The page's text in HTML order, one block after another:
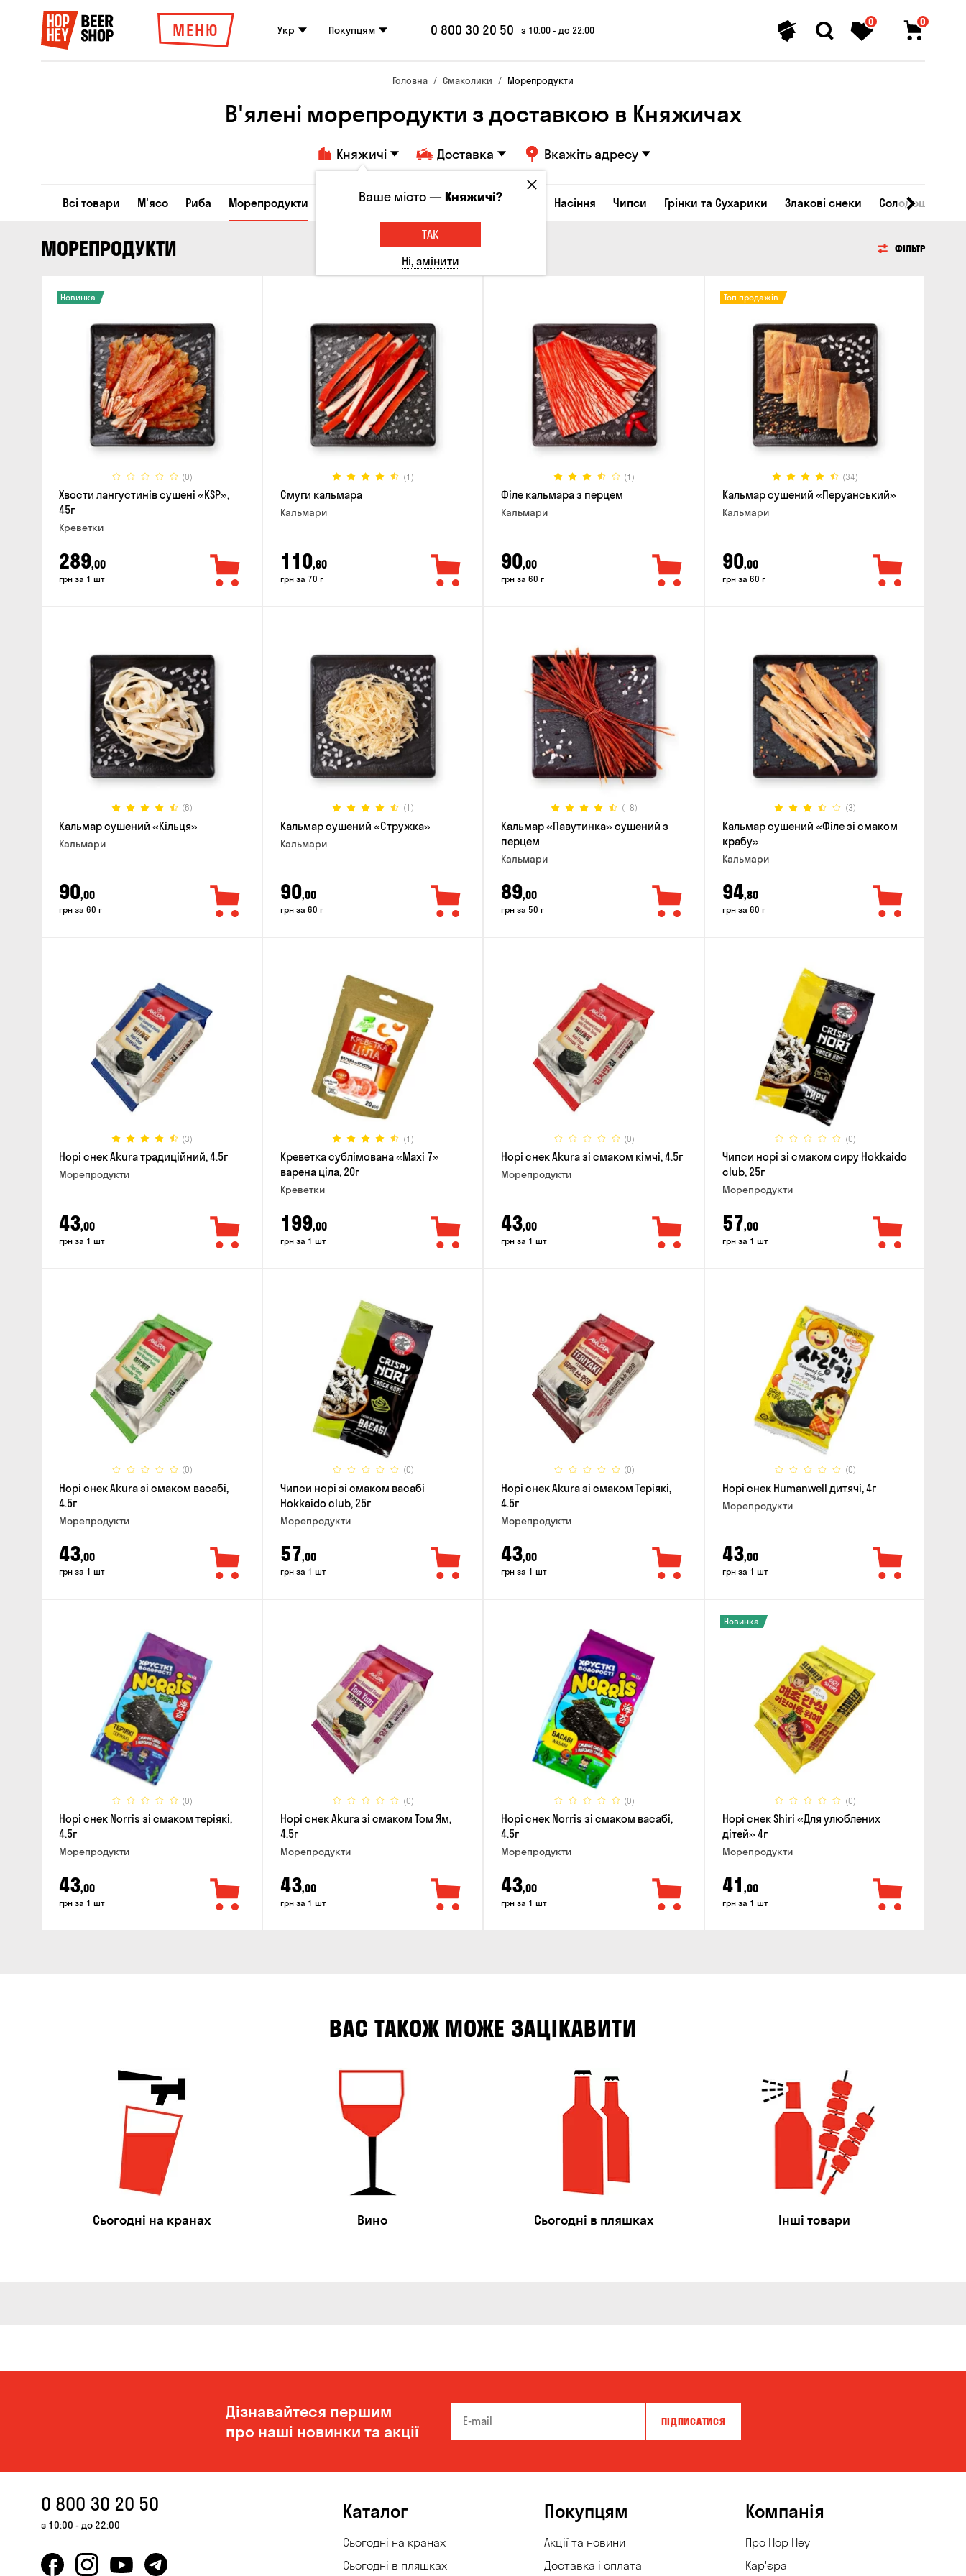
МЕНЮ Укр Покупцям 0 800 30 20 50 з 10:00 - до 22:00
0 0
Головна Смаколики Морепродукти
В'ялені морепродукти з доставкою в Княжичах
Княжичі Доставка Вкажіть адресу
Всі товари М'ясо Риба Морепродукти Сирні закуски Горішки Кукурудза Насіння Чипси Грінки та Сухарики Злакові снеки Солодощі
МОРЕПРОДУКТИ ФІЛЬТР
(0)
Новинка
Хвости лангустинів сушені «KSP»,
45г
Креветки
289,00
грн за 1 шт
(1)
Смуги кальмара
Кальмари
110,60
грн за 70 г
(1)
Філе кальмара з перцем
Кальмари
90,00
грн за 60 г
(34)
Топ продажів
Кальмар сушений «Перуанський»
Кальмари
90,00
грн за 60 г
(6)
Кальмар сушений «Кільця»
Кальмари
90,00
грн за 60 г
(1)
Кальмар сушений «Стружка»
Кальмари
90,00
грн за 60 г
(18)
Кальмар «Павутинка» сушений з
перцем
Кальмари
89,00
грн за 50 г
(3)
Кальмар сушений «Філе зі смаком
крабу»
Кальмари
94,80
грн за 60 г
(3)
Норі снек Akura традиційний, 4.5г
Морепродукти
43,00
грн за 1 шт
(1)
Креветка сублімована «Maxi 7»
варена ціла, 20г
Креветки
199,00
грн за 1 шт
(0)
Норі снек Akura зі смаком кімчі, 4.5г
Морепродукти
43,00
грн за 1 шт
(0)
Чипси норі зі смаком сиру Hokkaido
club, 25г
Морепродукти
57,00
грн за 1 шт
(0)
Норі снек Akura зі смаком васабі,
4.5г
Морепродукти
43,00
грн за 1 шт
(0)
Чипси норі зі смаком васабі
Hokkaido club, 25г
Морепродукти
57,00
грн за 1 шт
(0)
Норі снек Akura зі смаком Теріякі,
4.5г
Морепродукти
43,00
грн за 1 шт
(0)
Норі снек Humanwell дитячі, 4г
Морепродукти
43,00
грн за 1 шт
(0)
Норі снек Norris зі смаком теріякі,
4.5г
Морепродукти
43,00
грн за 1 шт
(0)
Норі снек Akura зі смаком Том Ям,
4.5г
Морепродукти
43,00
грн за 1 шт
(0)
Норі снек Norris зі смаком васабі,
4.5г
Морепродукти
43,00
грн за 1 шт
(0)
Новинка
Норі снек Shiri «Для улюблених
дітей» 4г
Морепродукти
41 ,00
грн за 1 шт
ВАС ТАКОЖ МОЖЕ ЗАЦІКАВИТИ
Сьогодні на кранах Вино Сьогодні в пляшках Інші товари
Дізнавайтеся першим
про наші новинки та акції
ПІДПИСАТИСЯ
0 800 30 20 50
з 10:00 - до 22:00
Каталог
Сьогодні на кранах
Сьогодні в пляшках
Покупцям
Акції та новини
Доставка і оплата
Компанія
Про Hop Hey
Кар'єра
Ваше місто —Княжичі?
ТАК
Ні, змінити